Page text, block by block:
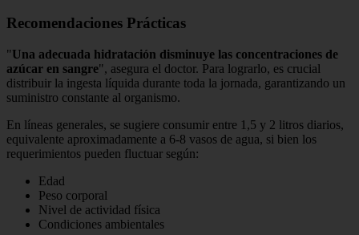
Recomendaciones Prácticas
"Una adecuada hidratación disminuye las concentraciones de
azúcar en sangre", asegura el doctor. Para lograrlo, es crucial
distribuir la ingesta líquida durante toda la jornada, garantizando un
suministro constante al organismo.
En líneas generales, se sugiere consumir entre 1,5 y 2 litros diarios,
equivalente aproximadamente a 6-8 vasos de agua, si bien los
requerimientos pueden fluctuar según:
Edad
Peso corporal
Nivel de actividad física
Condiciones ambientales